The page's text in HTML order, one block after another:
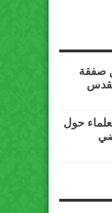
صفقة
حول